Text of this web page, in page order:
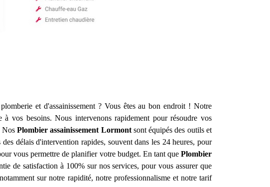
et d'assainissement ? Vous êtes au bon endroit ! Notre
vos besoins. Nous intervenons rapidement pour résoudre vos
NosPlombier assainissement Lormontsont équipés des outils et
délais d'intervention rapides, souvent dans les 24 heures, pour
vous permettre de planifier votre budget. En tant que Plombier
de satisfaction à 100% sur nos services, pour vous assurer que
sur notre rapidité, notre professionnalisme et notre tarif